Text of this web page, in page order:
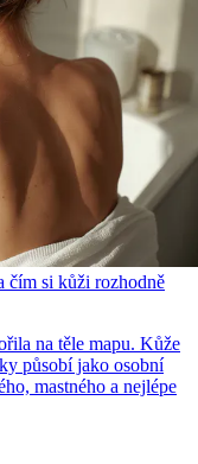
čím si kůži rozhodně
na těle mapu. Kůže
působí jako osobní
mastného a nejlépe